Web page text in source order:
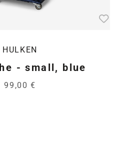
HULKEN
- small, blue
99,00 €